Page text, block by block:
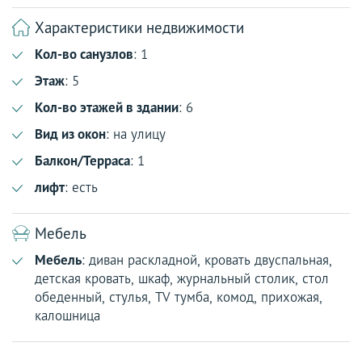
Характеристики недвижимости
Кол-во санузлов: 1
Этаж: 5
Кол-во этажей в здании: 6
Вид из окон: на улицу
Балкон/Терраса: 1
лифт: есть
Мебель
Мебель: диван раскладной, кровать двуспальная,
детская кровать, шкаф, журнальный столик, стол
обеденный, стулья, TV тумба, комод, прихожая,
калошница